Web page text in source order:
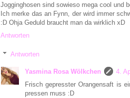
Jogginghosen sind sowieso mega cool und
Ich merke das an Fynn, der wird immer
:D Ohja Geduld braucht man da wirklich xD
Antworten
Antworten
Yasmina Rosa Wölkchen
4.
Frisch gepresster Orangensaft is
pressen muss :D